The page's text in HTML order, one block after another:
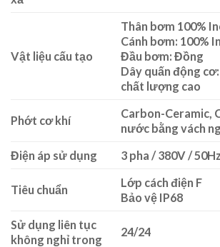
Vật liệu cấu tạo
Thân bơm 100%
Cánh bơm: 100%
Đầu bơm: Đồng
Dây quấn động
chất lượng cao
Phớt cơ khí
Carbon-Ceramic,
nước bằng vách
Điện áp sử dụng
3 pha / 380V / 50Hz
Tiêu chuẩn
Lớp cách điện F
Bảo vệ IP68
Sử dụng liên tục
không nghỉ trong
24/24